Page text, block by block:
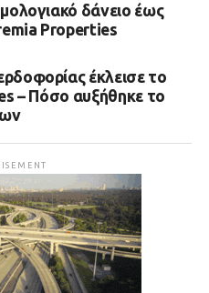
δάνειο έως
Properties
έκλεισε το
– Πόσο αυξήθηκε το